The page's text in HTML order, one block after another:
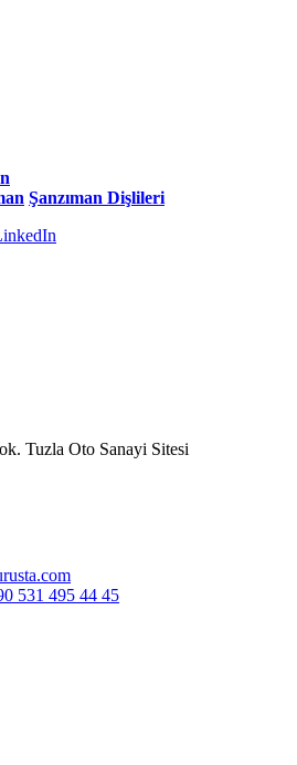
Şanzıman Dişlileri
Tuzla Oto Sanayi Sitesi
531 495 44 45